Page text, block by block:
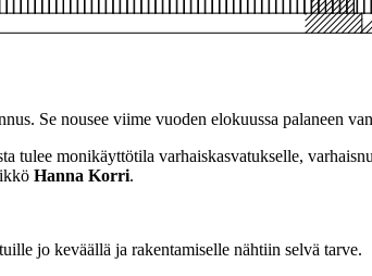
Se nousee viime vuoden elokuussa palaneen
tulee monikäyttötila varhaiskasvatukselle,
Hanna Korri.
jo keväällä ja rakentamiselle nähtiin selvä tarve.